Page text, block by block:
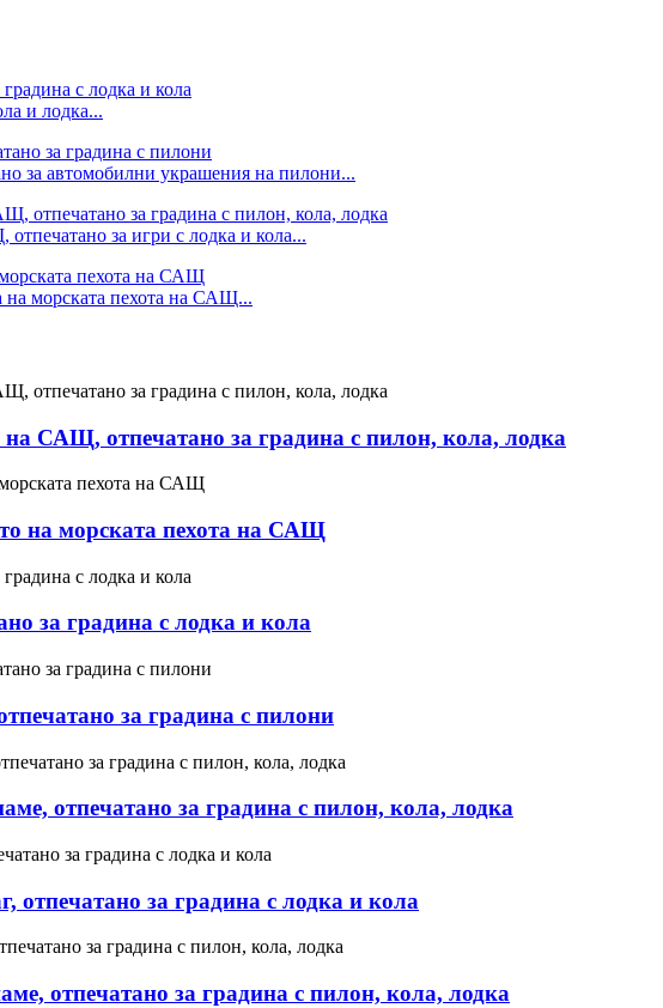
и лодка...
за автомобилни украшения на пилони...
за игри с лодка и кола...
на морската пехота на САЩ...
САЩ, отпечатано за градина с пилон, кола, лодка
на морската пехота на САЩ
за градина с лодка и кола
за градина с пилони
отпечатано за градина с пилон, кола, лодка
отпечатано за градина с лодка и кола
отпечатано за градина с пилон, кола, лодка